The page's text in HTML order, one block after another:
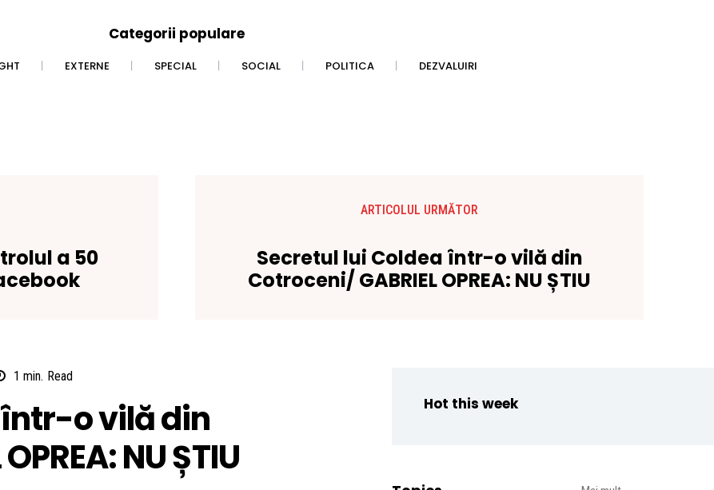
Categorii populare
EXTERNE SPECIAL SOCIAL POLITICA DEZVALUIRI
a 50
ARTICOLUL URMĂTOR
Secretul lui Coldea într-o vilă din
Cotroceni/ GABRIEL OPREA: NU ȘTIU